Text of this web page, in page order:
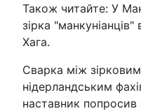
Також читайте: У
зірка
Хага.
Сварка між
нідерландським
наставник